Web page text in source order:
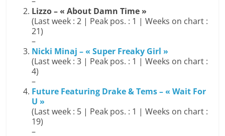
Lizzo – « About Damn Time »
(Last week : 2 | Peak pos. : 1 | Weeks on chart :
21)
–
Nicki Minaj – « Super Freaky Girl »
(Last week : 3 | Peak pos. : 1 | Weeks on chart :
4)
–
Future Featuring Drake & Tems – « Wait For
U »
(Last week : 5 | Peak pos. : 1 | Weeks on chart :
19)
–